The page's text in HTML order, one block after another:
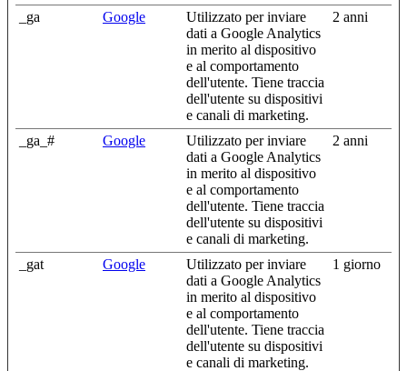
_ga Google
Utilizzato per inviare
dati a Google Analytics
in merito al dispositivo
e al comportamento
dell'utente. Tiene traccia
dell'utente su dispositivi
e canali di marketing.
2 anni
_ga_# Google
Utilizzato per inviare
dati a Google Analytics
in merito al dispositivo
e al comportamento
dell'utente. Tiene traccia
dell'utente su dispositivi
e canali di marketing.
2 anni
_gat Google
Utilizzato per inviare
dati a Google Analytics
in merito al dispositivo
e al comportamento
dell'utente. Tiene traccia
dell'utente su dispositivi
e canali di marketing.
1 giorno